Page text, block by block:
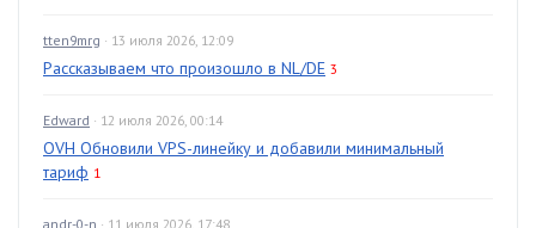
tten9mrg · 13 июля 2026, 12:09
Рассказываем что произошло в NL/DE 3
Edward · 12 июля 2026, 00:14
OVH Обновили VPS-линейку и добавили минимальный
тариф 1
andr-0-n · 11 июля 2026, 17:48